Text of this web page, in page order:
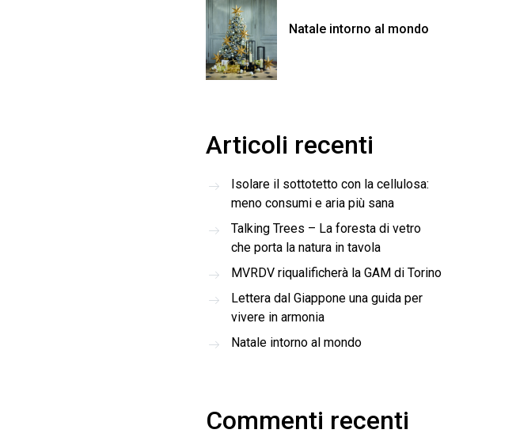
Natale intorno al mondo
Articoli recenti
Isolare il sottotetto con la cellulosa:
meno consumi e aria più sana
Talking Trees – La foresta di vetro
che porta la natura in tavola
MVRDV riqualificherà la GAM di Torino
Lettera dal Giappone una guida per
vivere in armonia
Natale intorno al mondo
Commenti recenti